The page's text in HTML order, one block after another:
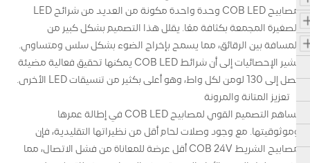
مصابيح COB LED وحدة واحدة مكونة من العديد من شرائح LED
الصغيرة المجمعة بكثافة معًا. يقلل هذا التصميم بشكل كبير من
المسافة بين الرقائق، مما يسمح بإخراج الضوء بشكل سلس ومتساوي.
تشير الإحصائيات إلى أن شرائط COB LED يمكنها تحقيق فعالية مضيئة
تصل إلى 130 لومن لكل واط، وهو أعلى بكثير من تنسيقات LED الأخرى.
تعزيز المتانة والمرونة
يساهم التصميم القوي لمصابيح COB LED في إطالة عمرها
وموثوقيتها. مع وجود وصلات لحام أقل من نظيراتها التقليدية، فإن
مصابيح الشريط COB 24V أقل عرضة للمعاناة من فشل الاتصال، مما